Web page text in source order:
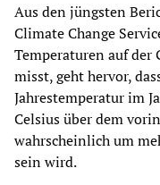
Aus den jüngsten
Climate Change
Temperaturen auf der
misst, geht hervor,
Jahrestemperatur im
Celsius über dem
wahrscheinlich um
sein wird.